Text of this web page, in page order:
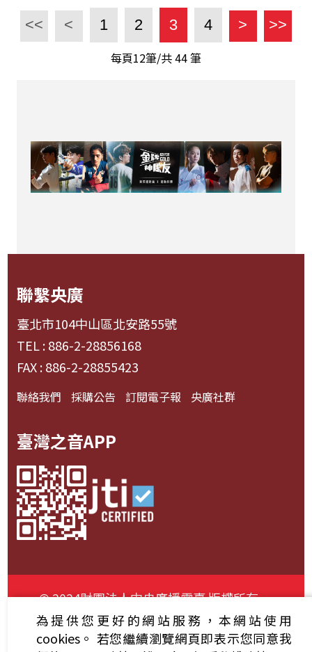
<< < 1 2 3 4 > >>
每頁12筆/共44筆
聯繫央廣
臺北市104中山區北安路55號
TEL : 886-2-28856168
FAX : 886-2-28855423
聯絡我們 採購公告 訂閱電子報 央廣社群
臺灣之音APP
© 2024財團法人中央廣播電臺 版權所有
資通安全政策聲明
服務條款 隱私權條款
為提供您更好的網站服務，本網站使用
cookies。 若您繼續瀏覽網頁即表示您同意我